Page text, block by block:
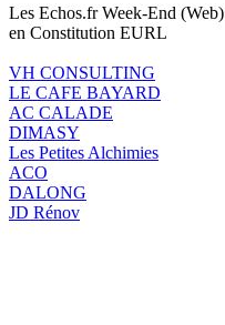
Les Echos.fr Week-End (Web)
en Constitution EURL
VH CONSULTING
LE CAFE BAYARD
AC CALADE
DIMASY
Les Petites Alchimies
ACO
DALONG
JD Rénov